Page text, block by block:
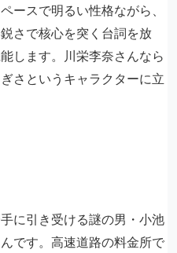
ースで明るい性格ながら、
さで核心を突く台詞を放
します。川栄李奈さんなら
さというキャラクターに立
に引き受ける謎の男・小池
です。高速道路の料金所で